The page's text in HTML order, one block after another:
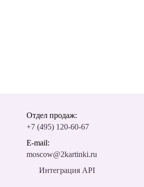
Отдел продаж:
+7 (495) 120-60-67
E-mail:
moscow@2kartinki.ru
Интеграция API